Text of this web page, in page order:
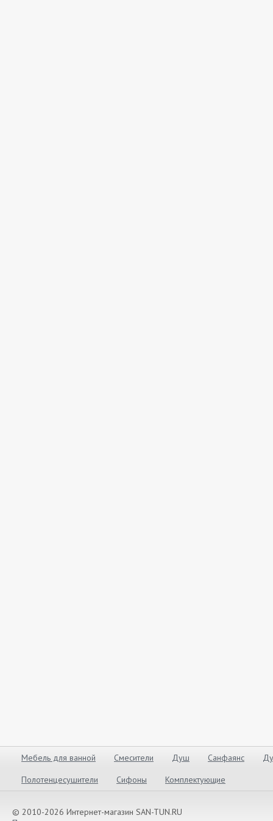
Мебель для ванной Смесители Душ Санфаянс
Полотенцесушители
Сифоны Комплектующие
© 2010-2026 Интернет-магазин SAN-TUN.RU